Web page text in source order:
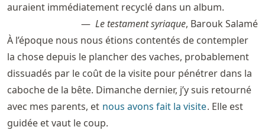
auraient immédiatement recyclé dans un album.
Le testament syriaque, Barouk Salamé
À l’époque nous nous étions contentés de contempler
la chose depuis le plancher des vaches, probablement
dissuadés par le coût de la visite pour pénétrer dans la
caboche de la bête. Dimanche dernier, j’y suis retourné
avec mes parents, et nous avons fait la visite. Elle est
guidée et vaut le coup.